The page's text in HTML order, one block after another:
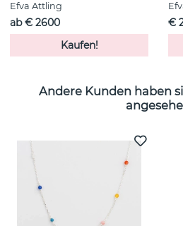
Efva Attling
ab € 2600
Kaufen!
€
Andere Kunden haben